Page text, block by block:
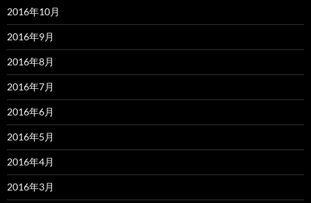
2016年10月
2016年9月
2016年8月
2016年7月
2016年6月
2016年5月
2016年4月
2016年3月